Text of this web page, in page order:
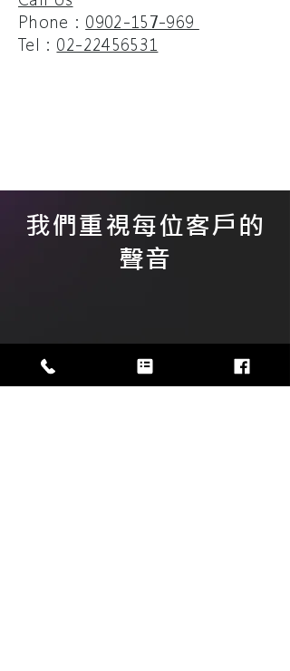
Phone： 0902-157-969
Tel： 02-22456531
我們重視每位客戶的
聲音